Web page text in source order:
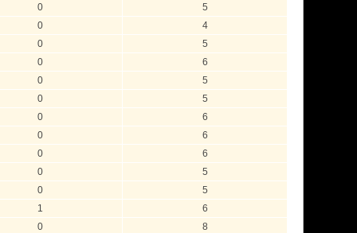
0
5
0
4
0
5
0
6
0
5
0
5
0
6
0
6
0
6
0
5
0
5
1
6
0
8